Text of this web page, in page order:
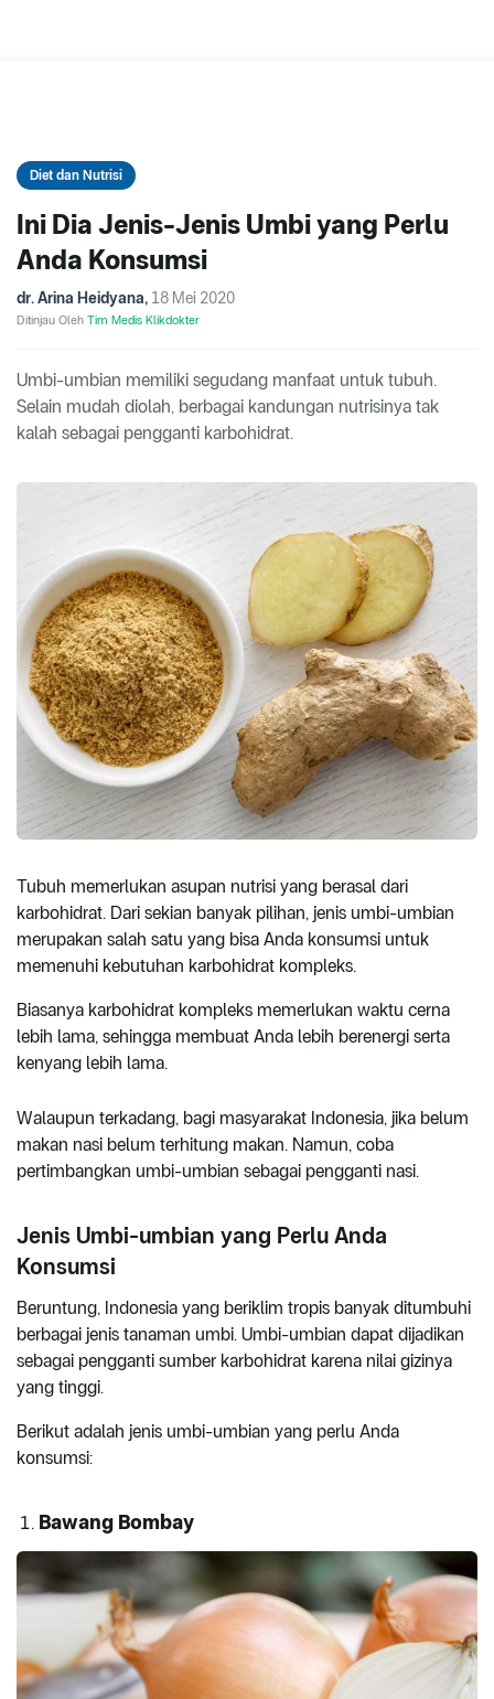
Diet dan Nutrisi
Ini Dia Jenis-Jenis Umbi yang Perlu
Anda Konsumsi
dr. Arina Heidyana, 18 Mei 2020
Ditinjau Oleh Tim Medis Klikdokter
Umbi-umbian memiliki segudang manfaat untuk tubuh.
Selain mudah diolah, berbagai kandungan nutrisinya tak
kalah sebagai pengganti karbohidrat.
Tubuh memerlukan asupan nutrisi yang berasal dari
karbohidrat. Dari sekian banyak pilihan, jenis umbi-umbian
merupakan salah satu yang bisa Anda konsumsi untuk
memenuhi kebutuhan karbohidrat kompleks.
Biasanya karbohidrat kompleks memerlukan waktu cerna
lebih lama, sehingga membuat Anda lebih berenergi serta
kenyang lebih lama.
Walaupun terkadang, bagi masyarakat Indonesia, jika belum
makan nasi belum terhitung makan. Namun, coba
pertimbangkan umbi-umbian sebagai pengganti nasi.
Jenis Umbi-umbian yang Perlu Anda
Konsumsi
Beruntung, Indonesia yang beriklim tropis banyak ditumbuhi
berbagai jenis tanaman umbi. Umbi-umbian dapat dijadikan
sebagai pengganti sumber karbohidrat karena nilai gizinya
yang tinggi.
Berikut adalah jenis umbi-umbian yang perlu Anda
konsumsi:
Bawang Bombay